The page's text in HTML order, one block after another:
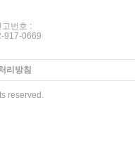
번호 :
917-0669
리방침
reserved.